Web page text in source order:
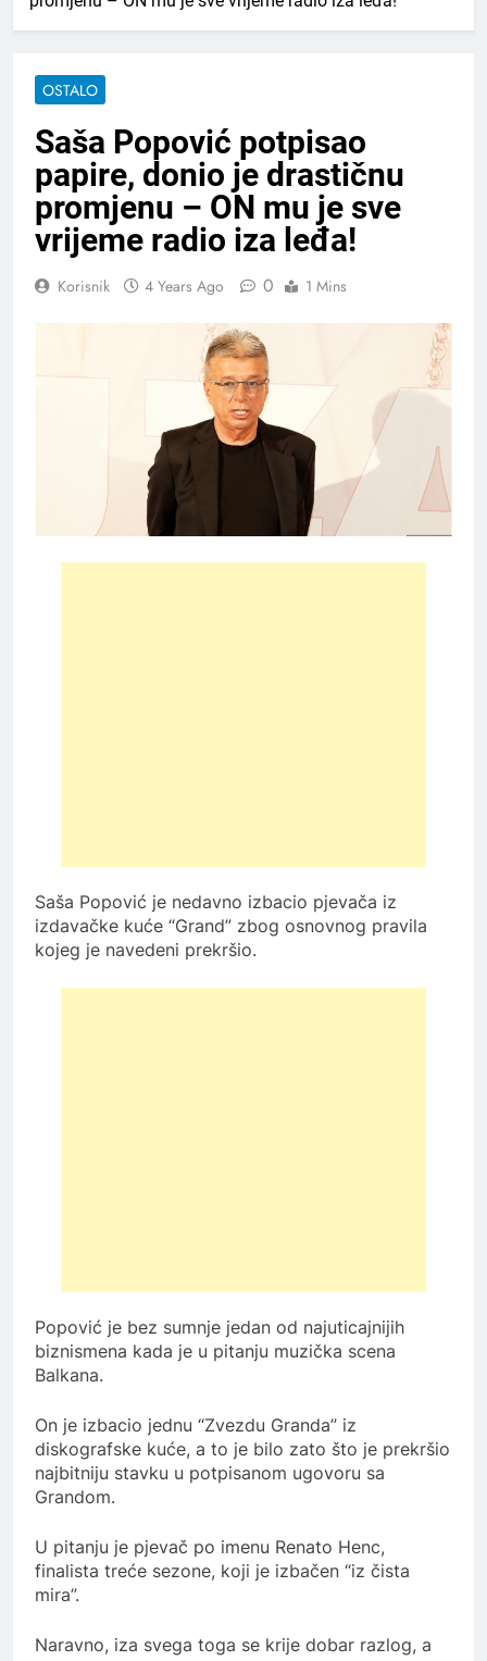
OSTALO
Saša Popović potpisao
papire, donio je drastičnu
promjenu – ON mu je sve
vrijeme radio iza leđa!
Korisnik 4 Years Ago 0 1 Mins
Saša Popović je nedavno izbacio pjevača iz
izdavačke kuće “Grand” zbog osnovnog pravila
kojeg je navedeni prekršio.
Popović je bez sumnje jedan od najuticajnijih
biznismena kada je u pitanju muzička scena
Balkana.
On je izbacio jednu “Zvezdu Granda” iz
diskografske kuće, a to je bilo zato što je prekršio
najbitniju stavku u potpisanom ugovoru sa
Grandom.
U pitanju je pjevač po imenu Renato Henc,
finalista treće sezone, koji je izbačen “iz čista
mira”.
Naravno, iza svega toga se krije dobar razlog, a